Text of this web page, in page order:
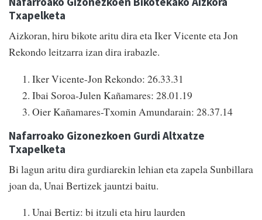
Txapelketa
Aizkoran, hiru bikote aritu dira eta Iker Vicente eta Jon
Rekondo leitzarra izan dira irabazle.
Iker Vicente-Jon Rekondo: 26.33.31
Ibai Soroa-Julen Kañamares: 28.01.19
Oier Kañamares-Txomin Amundarain: 28.37.14
Nafarroako Gizonezkoen Gurdi Altxatze
Txapelketa
Bi lagun aritu dira gurdiarekin lehian eta zapela Sunbillara
joan da, Unai Bertizek jauntzi baitu.
Unai Bertiz: bi itzuli eta hiru laurden